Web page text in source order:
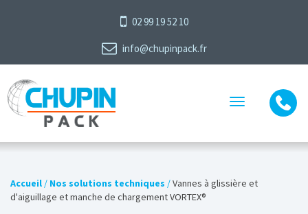
02 99 19 52 10
info@chupinpack.fr
Toggle
navigation
Accueil / Nos solutions techniques /Vannes à glissière et
d'aiguillage et manche de chargement VORTEX®